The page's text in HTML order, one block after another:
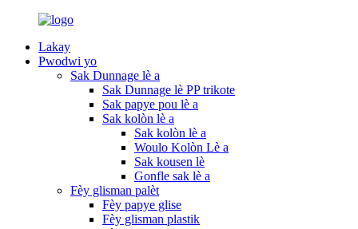
Lakay
Pwodwi yo
Sak Dunnage lè a
Sak Dunnage lè PP trikote
Sak papye pou lè a
Sak kolòn lè a
Sak kolòn lè a
Woulo Kolòn Lè a
Sak kousen lè
Gonfle sak lè a
Fèy glisman palèt
Fèy papye glise
Fèy glisman plastik